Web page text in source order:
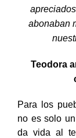
abonaban
Teodora
Para los
no es solo
da vida al